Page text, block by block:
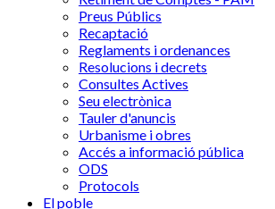
Preus Públics
Recaptació
Reglaments i ordenances
Resolucions i decrets
Consultes Actives
Seu electrònica
Tauler d'anuncis
Urbanisme i obres
Accés a informació pública
ODS
Protocols
El poble